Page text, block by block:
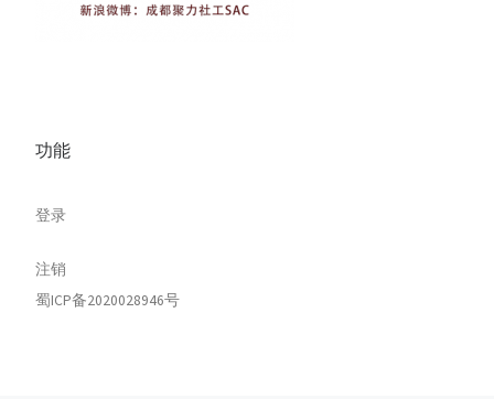
功能
登录
注销
蜀ICP备2020028946号